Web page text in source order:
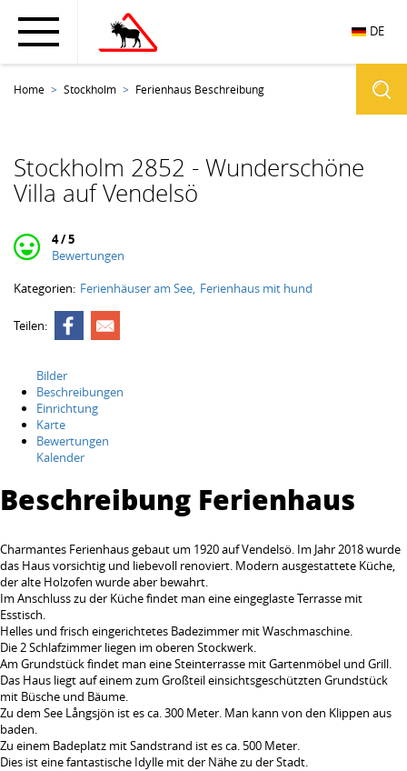
DE
Home Stockholm Ferienhaus Beschreibung
Stockholm 2852 - Wunderschöne
Villa auf Vendelsö
4 / 5
Bewertungen
Kategorien: Ferienhäuser am See Ferienhaus mit hund
Teilen:
Bilder
Beschreibungen
Einrichtung
Karte
Bewertungen
Kalender
Beschreibung Ferienhaus
Charmantes Ferienhaus gebaut um 1920 auf Vendelsö. Im Jahr 2018 wurde
das Haus vorsichtig und liebevoll renoviert. Modern ausgestattete Küche,
der alte Holzofen wurde aber bewahrt.
Im Anschluss zu der Küche findet man eine eingeglaste Terrasse mit
Esstisch.
Helles und frisch eingerichtetes Badezimmer mit Waschmaschine.
Die 2 Schlafzimmer liegen im oberen Stockwerk.
Am Grundstück findet man eine Steinterrasse mit Gartenmöbel und Grill.
Das Haus liegt auf einem zum Großteil einsichtsgeschützten Grundstück
mit Büsche und Bäume.
Zu dem See Långsjön ist es ca. 300 Meter. Man kann von den Klippen aus
baden.
Zu einem Badeplatz mit Sandstrand ist es ca. 500 Meter.
Dies ist eine fantastische Idylle mit der Nähe zu der Stadt.